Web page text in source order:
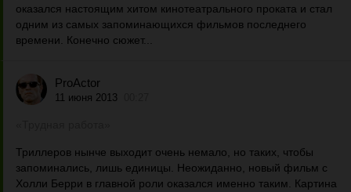
оказался настоящим хитом кинотеатрального проката и стал
одним из самых запоминающихся фильмов последнего
времени. Конечно сюжет...
ProActor
11 июня 2013
Триллеров нынче выходит очень немало, но таких, чтобы
запоминались, лишь единицы. Неожиданно, новый фильм с
Холли Берри в главной роли оказался именно таким. Картина